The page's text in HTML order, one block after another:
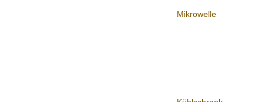
Mikrowelle